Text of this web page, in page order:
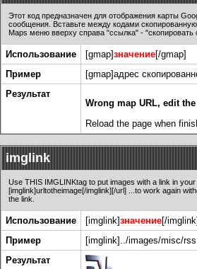
Этот код предназначен для отображения карты
сообщения. Вставьте между кодами
Maps меню вверху справа "ссылка" - "скопировать
Использование [gmap]значение[/gmap]
Пример
[gmap]адрес
Результат
Wrong map URL, edit
Reload the page when
imglink
Use THIS IMGLINKtag to put images with a link in
[imglink]urltotheimage[/imglink][/url] ...to work again
the link.
Использование [imglink]значение[/imglink]
Пример
[imglink]../images/misc/
Результат